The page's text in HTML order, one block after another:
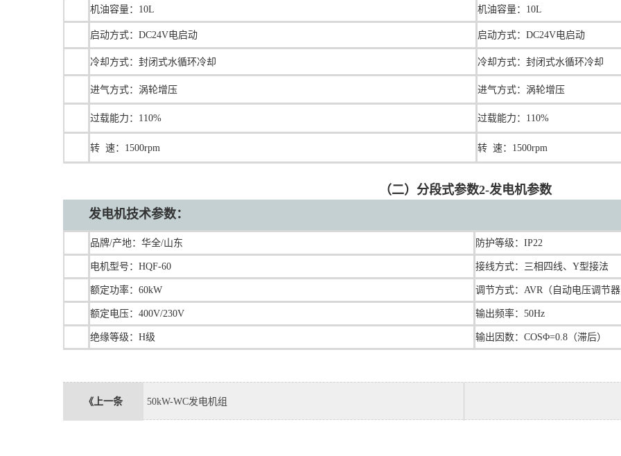
机油容量：10L 机油容量： 10L
启动方式：DC24V电启动 启动方式：DC24V电启动
冷却方式：封闭式水循环冷却 冷却方式：封闭式水循环冷却
进气方式：涡轮增压 进气方式：涡轮增压
过载能力：110% 过载能力：110%
转 速：1500rpm 转 速：1500rpm
（二）分段式参数2-发电机参数
发电机技术参数：
品牌/产地：华全/山东 防护等级：IP22
电机型号：HQF-60 接线方式：三相四线、Y型接法
额定功率：60kW 调节方式：AVR（自动电压调节
额定电压：400V/230V 输出频率：50Hz
绝缘等级：H级 输出因数：COSΦ=0.8（滞后）
《上一条 50kW-WC发电机组